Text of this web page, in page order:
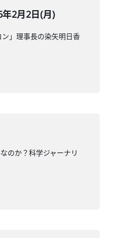
2月2日(月)
」理事長の染矢明日香
のか？科学ジャーナリ